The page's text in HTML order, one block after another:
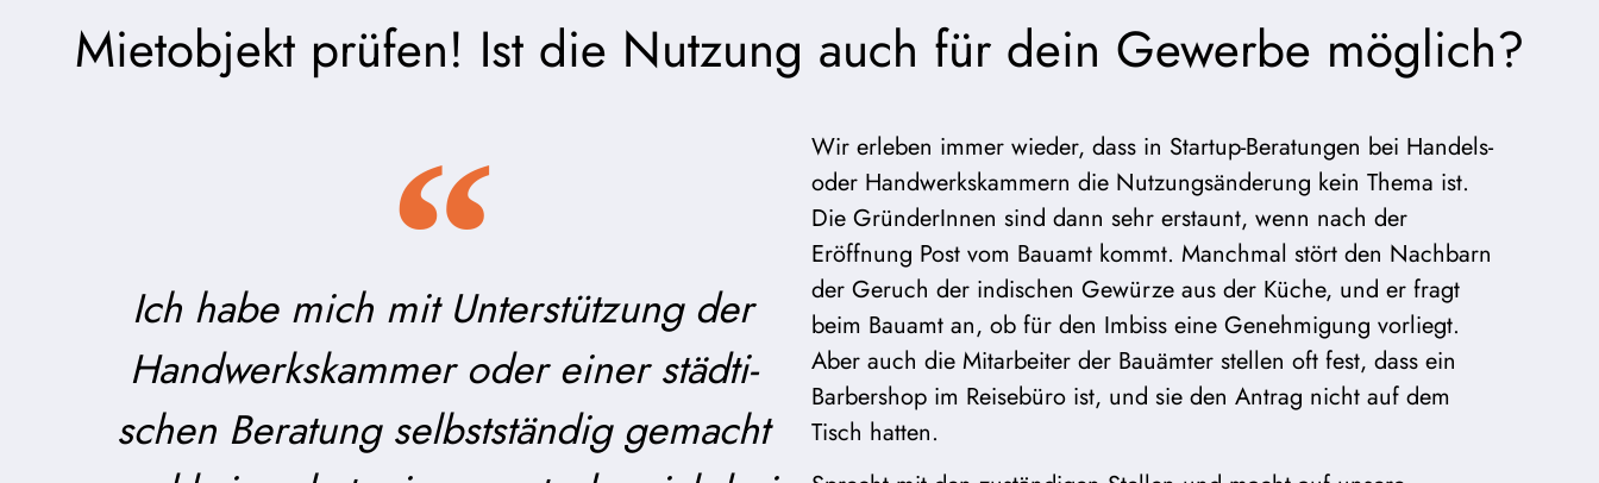
Mietobjekt prüfen! Ist die Nutzung auch für dein Gewerbe möglich?
Ich habe mich mit Unter­stützung der
Handwerks­kammer oder einer städti­
schen Beratung selbst­ständig gemacht
Wir erleben immer wieder, dass in Startup-Beratungen bei Handels-
oder Handwerks­kammern die Nutzungs­än­derung kein Thema ist.
Die Gründe­rInnen sind dann sehr erstaunt, wenn nach der
Eröffnung Post vom Bauamt kommt. Manchmal stört den Nachbarn
der Geruch der indischen Gewürze aus der Küche, und er fragt
beim Bauamt an, ob für den Imbiss eine Geneh­migung vorliegt.
Aber auch die Mitar­beiter der Bauämter stellen oft fest, dass ein
Barbershop im Reisebüro ist, und sie den Antrag nicht auf dem
Tisch hatten.